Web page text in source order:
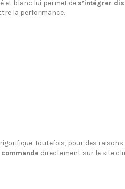
et blanc lui permet de s’intégrer
la performance.
Toutefois, pour des raisons
directement sur le site